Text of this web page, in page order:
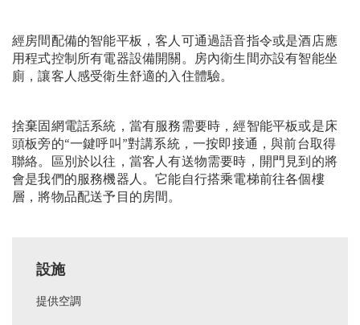
經房間配備的智能平板，客人可通過語音指令或是酒店應
用程式控制所有電器設備開關。房內衛生間亦設有智能坐
廁，讓客人感受衛生舒適的入住體驗。
捨棄固網電話系統，當有服務需要時，經智能平板或是床
頭板旁的“一鍵呼叫”對講系統，一按即接通，與前台取得
聯絡。區別於以往，當客人有送物需要時，開門見到的將
會是我們的服務機器人。它能自行搭乘電梯前往各個樓
層，將物品配送予目的房間。
設施
提供空調